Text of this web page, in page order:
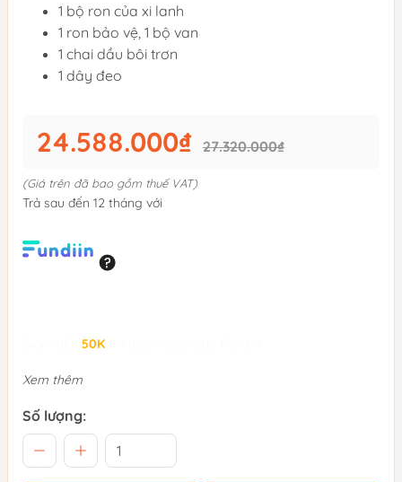
1 bộ ron của xi lanh
1 ron bảo vệ, 1 bộ van
1 chai dầu bôi trơn
1 dây đeo
24.588.000₫ 27.320.000₫
(Giá trên đã bao gồm thuế VAT)
Trả sau đến 12 tháng với
50K
Xem thêm
Số lượng: